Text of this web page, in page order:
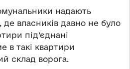
надають
власників давно не було
під’єднані
в такі квартири
склад ворога.